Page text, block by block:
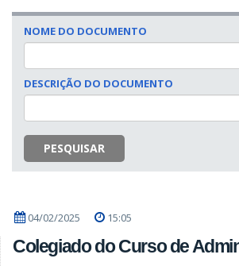
NOME DO DOCUMENTO
DESCRIÇÃO DO DOCUMENTO
PESQUISAR
04/02/2025 15:05
Colegiado do Curso de